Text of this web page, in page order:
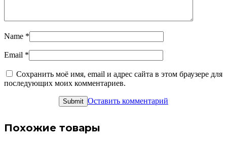
Name *
Email *
Сохранить моё имя, email и адрес сайта в этом браузере для
последующих моих комментариев.
Оставить комментарий
Похожие товары